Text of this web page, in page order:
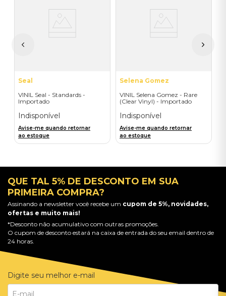
Seal
VINIL Seal - Standards -
Importado
Indisponível
Avise-me quando retornar
ao estoque
Selena Gomez
VINIL Selena Gomez - Rare
(Clear Vinyl) - Importado
Indisponível
Avise-me quando retornar
ao estoque
QUE TAL 5% DE DESCONTO EM SUA
PRIMEIRA COMPRA?
Assinando a newsletter você recebe um cupom de 5%, novidades,
ofertas e muito mais!
*Desconto não acumulativo com outras promoções.
O cupom de desconto estará na caixa de entrada do seu email dentro de
24 horas.
Digite seu melhor e-mail